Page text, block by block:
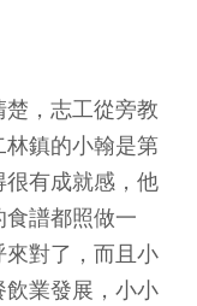
，志工從旁教
鎮的小翰是第
很有成就感，他
譜都照做一
對了，而且小
業發展，小小